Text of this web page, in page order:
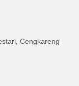
Cengkareng